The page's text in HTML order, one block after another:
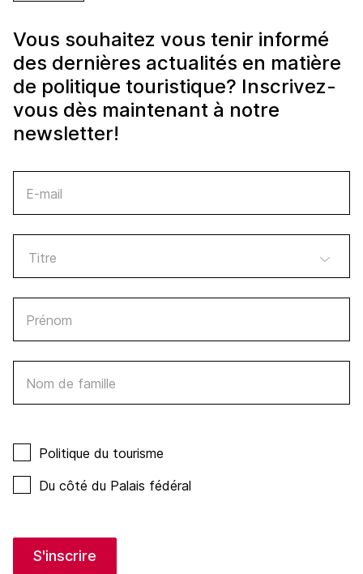
Vous souhaitez vous tenir informé
des dernières actualités en matière
de politique touristique? Inscrivez-
vous dès maintenant à notre
newsletter!
E-mail
Prénom
Nom de famille
Politique du tourisme
Du côté du Palais fédéral
S'inscrire